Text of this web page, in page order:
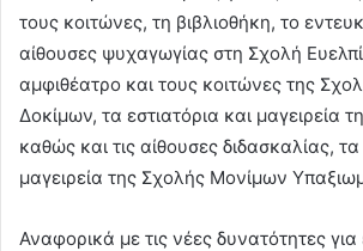
τους κοιτώνες, τη βιβλιοθήκη, το
αίθουσες ψυχαγωγίας στη Σχολή
αμφιθέατρο και τους κοιτώνες της
Δοκίμων, τα εστιατόρια και μαγειρεία
καθώς και τις αίθουσες διδασκαλίας, τα
μαγειρεία της Σχολής Μονίμων
Αναφορικά με τις νέες δυνατότητες